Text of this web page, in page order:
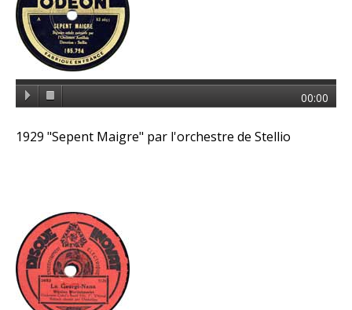
00:00
1929 "Sepent Maigre" par l'orchestre de Stellio